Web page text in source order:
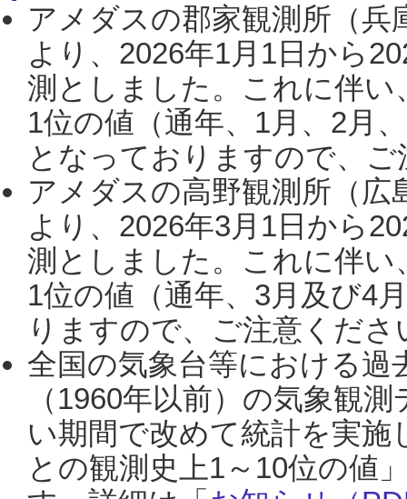
アメダスの郡家観測所（
より、2026年1月1日から
測としました。これに伴い
1位の値（通年、1月、2月
となっておりますので、
アメダスの高野観測所（
より、2026年3月1日から
測としました。これに伴い
1位の値（通年、3月及び4
りますので、ご注意くだ
全国の気象台等における過
（1960年以前）の気象観
い期間で改めて統計を実
との観測史上1～10位の値